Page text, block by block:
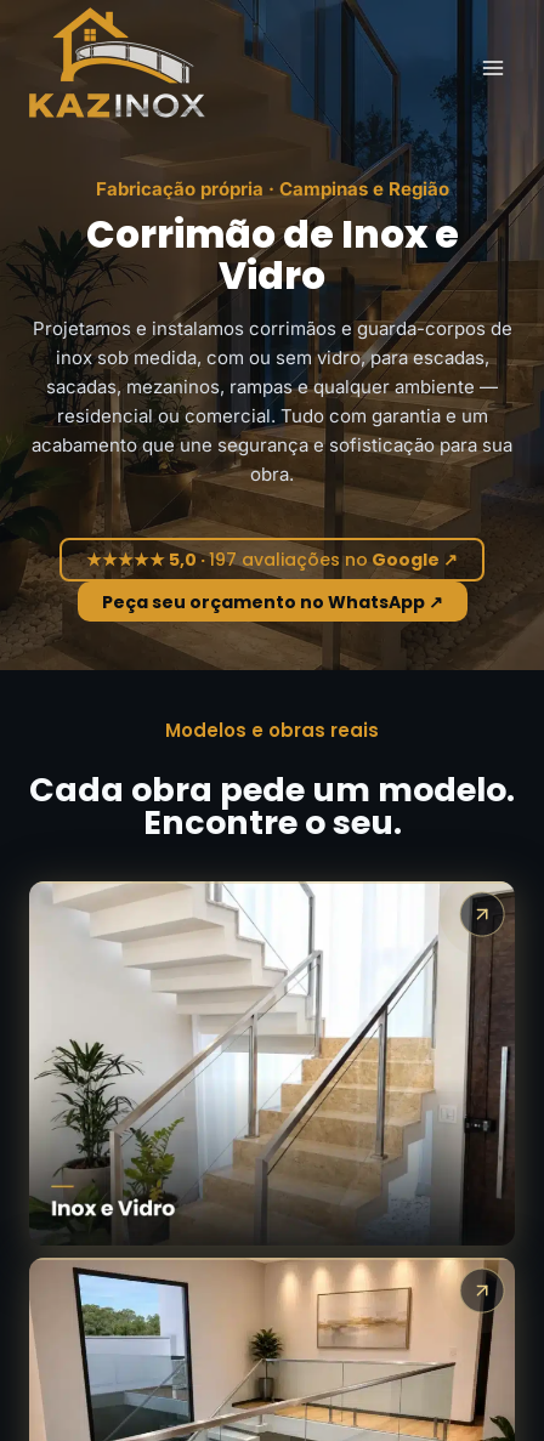
Conteúdo
Fabricação própria · Campinas e Região
Corrimão de Inox e
Vidro
Projetamos e instalamos corrimãos e guarda-corpos de
inox sob medida, com ou sem vidro, para escadas,
sacadas, mezaninos, rampas e qualquer ambiente —
residencial ou comercial. Tudo com garantia e um
acabamento que une segurança e sofisticação para sua
obra.
★★★★★ 5,0 ·197 avaliações no Google ↗
Peça seu orçamento no WhatsApp ↗
Modelos e obras reais
Cada obra pede um modelo.
Encontre o seu.